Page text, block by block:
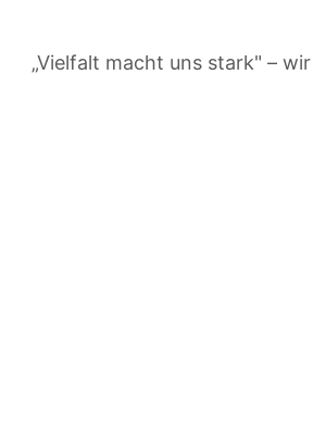
„Vielfalt macht uns stark" –